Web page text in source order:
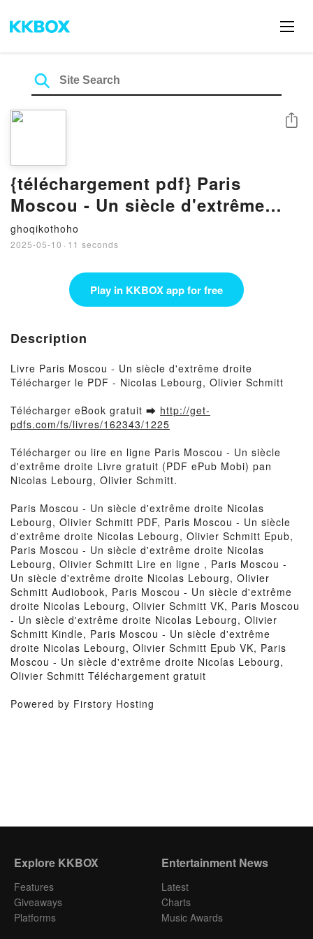
{téléchargement pdf} Paris
Moscou - Un siècle d'extrême
droite
ghoqikothoho
2025-05-10 · 11 seconds
Share
Play in KKBOX app for free
Description
Livre Paris Moscou - Un siècle d'extrême droite
Télécharger le PDF - Nicolas Lebourg, Olivier Schmitt
Télécharger eBook gratuit ➡ http://get-
pdfs.com/fs/livres/162343/1225
Télécharger ou lire en ligne Paris Moscou - Un siècle
d'extrême droite Livre gratuit (PDF ePub Mobi) pan
Nicolas Lebourg, Olivier Schmitt.
Paris Moscou - Un siècle d'extrême droite Nicolas
Lebourg, Olivier Schmitt PDF, Paris Moscou - Un siècle
d'extrême droite Nicolas Lebourg, Olivier Schmitt Epub,
Paris Moscou - Un siècle d'extrême droite Nicolas
Lebourg, Olivier Schmitt Lire en ligne , Paris Moscou -
Un siècle d'extrême droite Nicolas Lebourg, Olivier
Schmitt Audiobook, Paris Moscou - Un siècle d'extrême
droite Nicolas Lebourg, Olivier Schmitt VK, Paris Moscou
- Un siècle d'extrême droite Nicolas Lebourg, Olivier
Schmitt Kindle, Paris Moscou - Un siècle d'extrême
droite Nicolas Lebourg, Olivier Schmitt Epub VK, Paris
Moscou - Un siècle d'extrême droite Nicolas Lebourg,
Olivier Schmitt Téléchargement gratuit
Powered by Firstory Hosting
Explore KKBOX
Features
Giveaways
Platforms
Entertainment News
Latest
Charts
Music Awards